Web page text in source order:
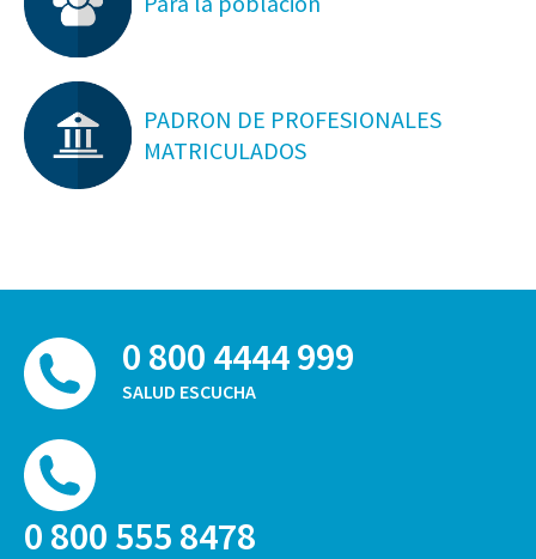
PADRON DE PROFESIONALES
MATRICULADOS
0 800 4444 999
SALUD ESCUCHA
0 800 555 8478